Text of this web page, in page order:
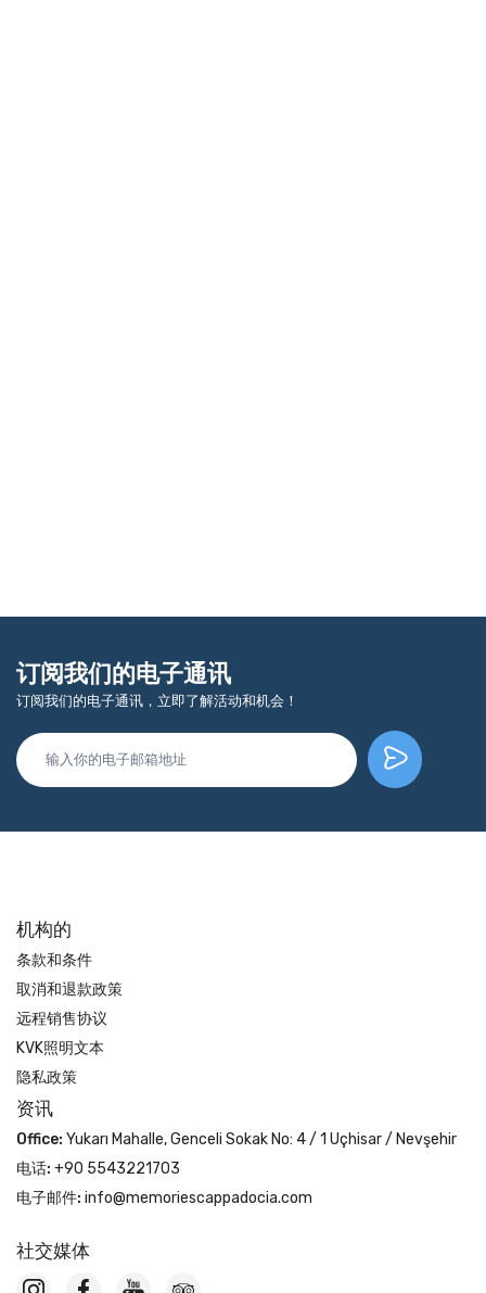
订阅我们的电子通讯
订阅我们的电子通讯，立即了解活动和机会！
机构的
条款和条件
取消和退款政策
远程销售协议
KVK照明文本
隐私政策
资讯
Office: Yukarı Mahalle, Genceli Sokak No: 4 / 1 Uçhisar / Nevşehir
电话: +90 5543221703
电子邮件: info@memoriescappadocia.com
社交媒体